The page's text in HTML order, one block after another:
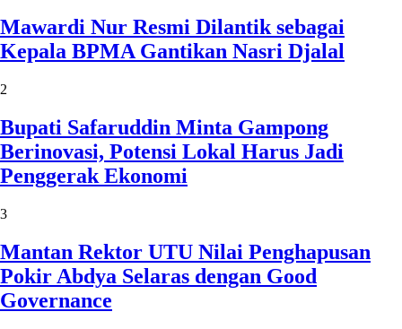
Mawardi Nur Resmi Dilantik sebagai
Kepala BPMA Gantikan Nasri Djalal
2
Bupati Safaruddin Minta Gampong
Berinovasi, Potensi Lokal Harus Jadi
Penggerak Ekonomi
3
Mantan Rektor UTU Nilai Penghapusan
Pokir Abdya Selaras dengan Good
Governance